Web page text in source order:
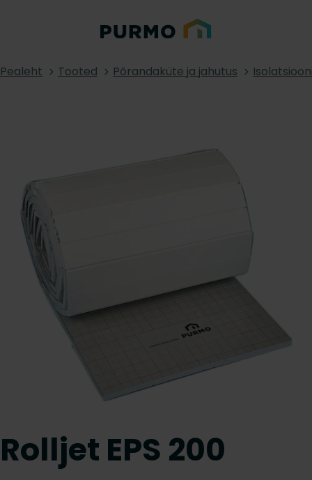
Pealeht Tooted Põrandaküte ja jahutus
Rolljet EPS 200